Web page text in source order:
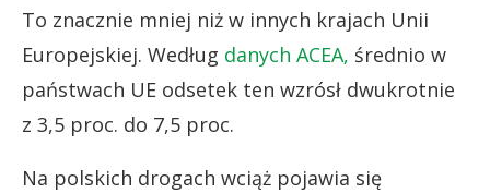
To znacznie mniej niż w innych krajach Unii
Europejskiej. Według danych ACEA, średnio w
państwach UE odsetek ten wzrósł dwukrotnie
z 3,5 proc. do 7,5 proc.
Na polskich drogach wciąż pojawia się